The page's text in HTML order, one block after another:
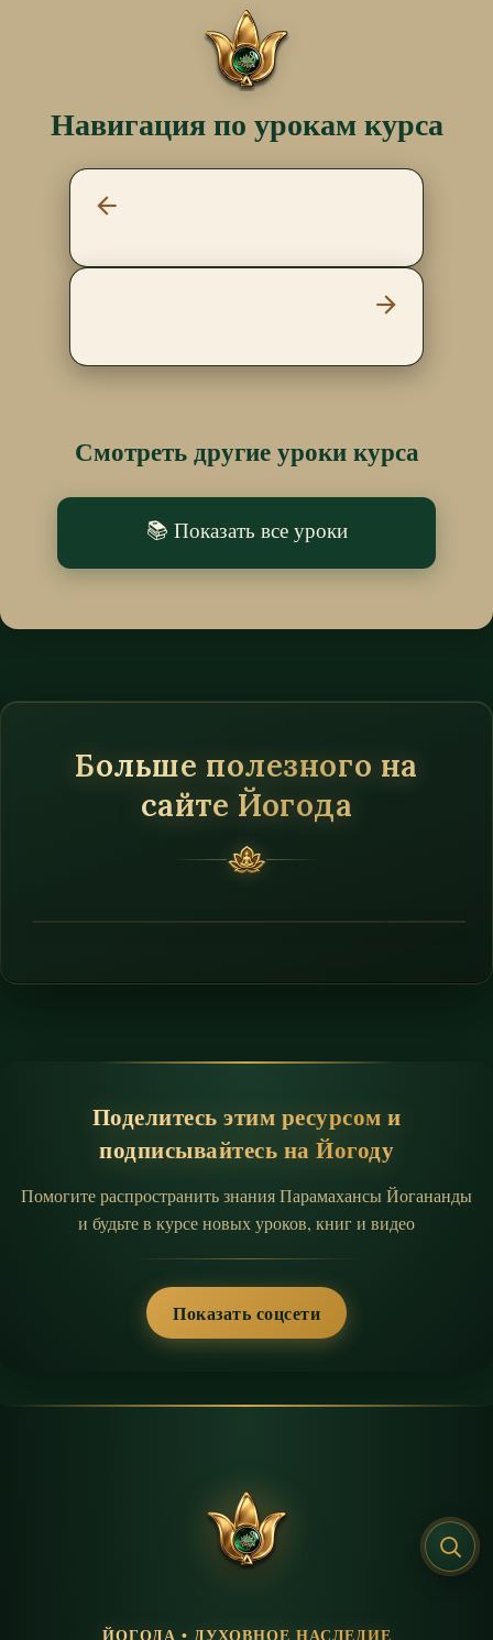
Навигация по урокам курса
arrow_back
arrow_forward
Смотреть другие уроки курса
📚 Показать все уроки
Больше полезного на
сайте Йогода
Поделитесь этим ресурсом и
подписывайтесь на Йогоду
Помогите распространить знания Парамахансы Йогананды
и будьте в курсе новых уроков, книг и видео
Показать соцсети